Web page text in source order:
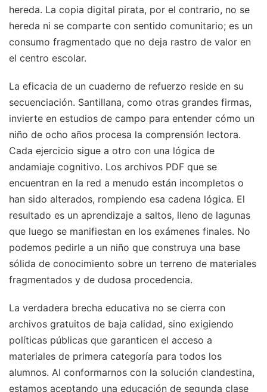
hereda. La copia digital pirata, por el contrario, no se
hereda ni se comparte con sentido comunitario; es un
consumo fragmentado que no deja rastro de valor en
el centro escolar.
La eficacia de un cuaderno de refuerzo reside en su
secuenciación. Santillana, como otras grandes firmas,
invierte en estudios de campo para entender cómo un
niño de ocho años procesa la comprensión lectora.
Cada ejercicio sigue a otro con una lógica de
andamiaje cognitivo. Los archivos PDF que se
encuentran en la red a menudo están incompletos o
han sido alterados, rompiendo esa cadena lógica. El
resultado es un aprendizaje a saltos, lleno de lagunas
que luego se manifiestan en los exámenes finales. No
podemos pedirle a un niño que construya una base
sólida de conocimiento sobre un terreno de materiales
fragmentados y de dudosa procedencia.
La verdadera brecha educativa no se cierra con
archivos gratuitos de baja calidad, sino exigiendo
políticas públicas que garanticen el acceso a
materiales de primera categoría para todos los
alumnos. Al conformarnos con la solución clandestina,
estamos aceptando una educación de segunda clase